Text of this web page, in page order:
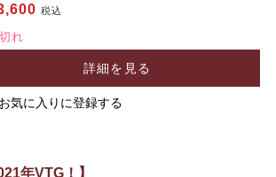
税込
れ
詳細を見る
お気に入りに登録する
年VTG！】